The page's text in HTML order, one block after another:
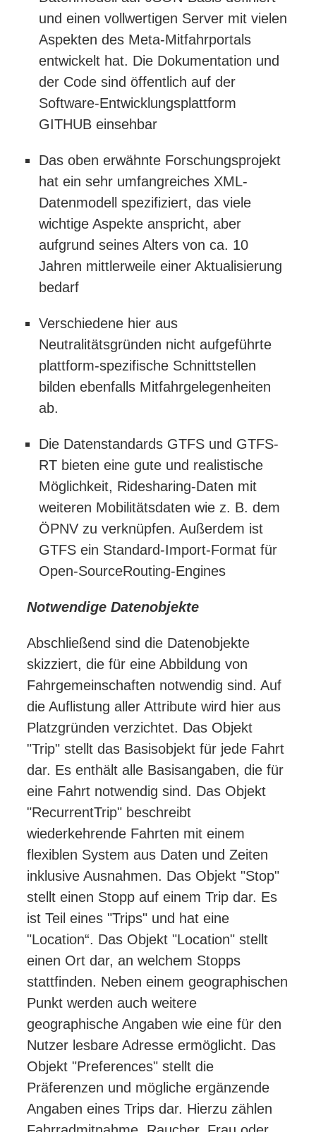
und einen vollwertigen Server mit vielen
Aspekten des Meta-Mitfahrportals
entwickelt hat. Die Dokumentation und
der Code sind öffentlich auf der
Software-Entwicklungsplattform
GITHUB einsehbar
Das oben erwähnte Forschungsprojekt
hat ein sehr umfangreiches XML-
Datenmodell spezifiziert, das viele
wichtige Aspekte anspricht, aber
aufgrund seines Alters von ca. 10
Jahren mittlerweile einer Aktualisierung
bedarf
Verschiedene hier aus
Neutralitätsgründen nicht aufgeführte
plattform-spezifische Schnittstellen
bilden ebenfalls Mitfahrgelegenheiten
ab.
Die Datenstandards GTFS und GTFS-
RT bieten eine gute und realistische
Möglichkeit, Ridesharing-Daten mit
weiteren Mobilitätsdaten wie z. B. dem
ÖPNV zu verknüpfen. Außerdem ist
GTFS ein Standard-Import-Format für
Open-SourceRouting-Engines
Notwendige Datenobjekte
Abschließend sind die Datenobjekte
skizziert, die für eine Abbildung von
Fahrgemeinschaften notwendig sind. Auf
die Auflistung aller Attribute wird hier aus
Platzgründen verzichtet. Das Objekt
"Trip" stellt das Basisobjekt für jede Fahrt
dar. Es enthält alle Basisangaben, die für
eine Fahrt notwendig sind. Das Objekt
"RecurrentTrip" beschreibt
wiederkehrende Fahrten mit einem
flexiblen System aus Daten und Zeiten
inklusive Ausnahmen. Das Objekt "Stop"
stellt einen Stopp auf einem Trip dar. Es
ist Teil eines "Trips" und hat eine
"Location“. Das Objekt "Location" stellt
einen Ort dar, an welchem Stopps
stattfinden. Neben einem geographischen
Punkt werden auch weitere
geographische Angaben wie eine für den
Nutzer lesbare Adresse ermöglicht. Das
Objekt "Preferences" stellt die
Präferenzen und mögliche ergänzende
Angaben eines Trips dar. Hierzu zählen